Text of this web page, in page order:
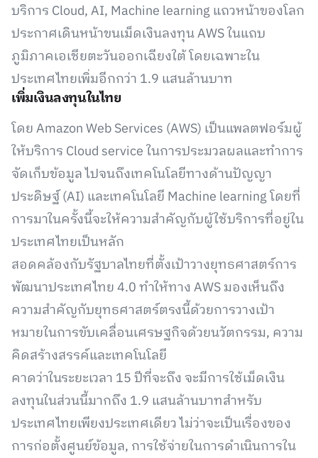
บริการ Cloud, AI, Machine learning แถวหน้าของโลก
ประกาศเดินหน้าขนเม็ดเงินลงทุน AWS ในแถบ
ภูมิภาคเอเชียตะวันออกเฉียงใต้ โดยเฉพาะใน
ประเทศไทยเพิ่มอีกกว่า 1.9 แสนล้านบาท
เพิ่มเงินลงทุนในไทย
โดย Amazon Web Services (AWS) เป็นแพลตฟอร์มผู้
ให้บริการ Cloud service ในการประมวลผลและทำการ
จัดเก็บข้อมูล ไปจนถึงเทคโนโลยีทางด้านปัญญา
ประดิษฐ์ (AI) และเทคโนโลยี Machine learning โดยที่
การมาในครั้งนี้จะให้ความสำคัญกับผู้ใช้บริการที่อยู่ใน
ประเทศไทยเป็นหลัก
สอดคล้องกับรัฐบาลไทยที่ตั้งเป้าวางยุทธศาสตร์การ
พัฒนาประเทศไทย 4.0 ทำให้ทาง AWS มองเห็นถึง
ความสำคัญกับยุทธศาสตร์ตรงนี้ด้วยการวางเป้า
หมายในการขับเคลื่อนเศรษฐกิจด้วยนวัตกรรม, ความ
คิดสร้างสรรค์และเทคโนโลยี
คาดว่าในระยะเวลา 15 ปีที่จะถึง จะมีการใช้เม็ดเงิน
ลงทุนในส่วนนี้มากถึง 1.9 แสนล้านบาทสำหรับ
ประเทศไทยเพียงประเทศเดียว ไม่ว่าจะเป็นเรื่องของ
การก่อตั้งศูนย์ข้อมูล, การใช้จ่ายในการดำเนินการใน